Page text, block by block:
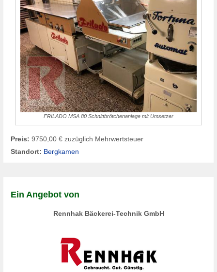
FRILADO MSA 80 Schnittbrötchenanlage mit Umsetzer
Preis: 9750,00 € zuzüglich Mehrwertsteuer
Standort: Bergkamen
Ein Angebot von
Rennhak Bäckerei-Technik GmbH